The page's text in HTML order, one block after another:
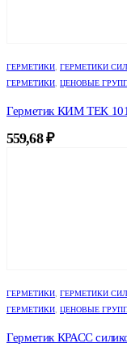
ГЕРМЕТИКИ, ГЕРМЕТИКИ
ГЕРМЕТИКИ, ЦЕНОВЫЕ
Герметик КИМ ТЕК
559,68₽
ГЕРМЕТИКИ, ГЕРМЕТИКИ
ГЕРМЕТИКИ, ЦЕНОВЫЕ
Герметик КРАСС